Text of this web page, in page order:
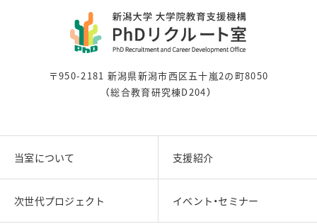
〒950-2181 新潟県新潟市西区五十嵐2の町8050
（総合教育研究棟D204）
当室について 支援紹介
次世代プロジェクト イベント・セミナー